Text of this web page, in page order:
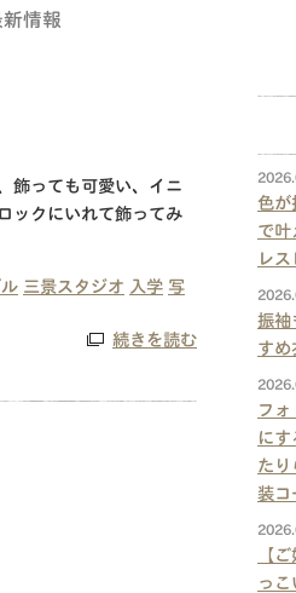
情報
飾っても可愛い、イニ
ックにいれて飾ってみ
三景スタジオ 入学 写
続きを読む
色が
で叶
レ
振袖
すめ
フ
に
たり
装コ
【
っ